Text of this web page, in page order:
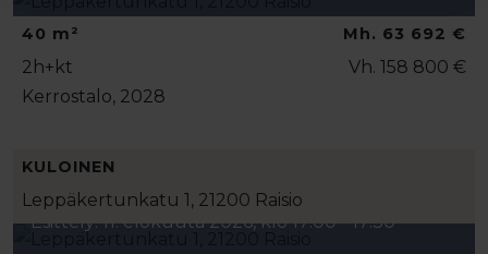
40 m²
2h+kt
Kerrostalo, 2028
Mh. 63 692 €
Vh. 158 800 €
KULOINEN
Leppäkertunkatu 1, 21200 Raisio
Esittely: 11. elokuuta 2026, klo 17:00 - 17:30